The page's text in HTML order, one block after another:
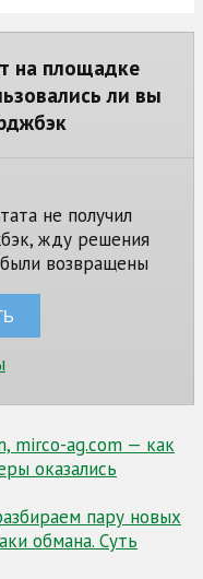
на площадке
ли вы
не получил
жду решения
возвращены
mirco-ag.com — как
оказались
пару новых
обмана. Суть